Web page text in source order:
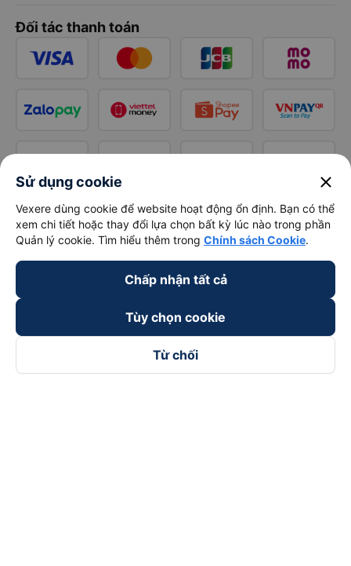
Đối tác thanh toán
Sử dụng cookie close
Vexere dùng cookie để website hoạt động ổn định. Bạn có thể
xem chi tiết hoặc thay đổi lựa chọn bất kỳ lúc nào trong phần
Quản lý cookie. Tìm hiểu thêm trong Chính sách Cookie.
Chấp nhận tất cả
Tùy chọn cookie
Từ chối